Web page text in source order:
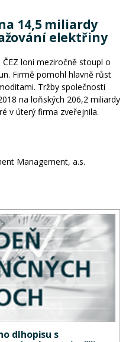
14,5 miliardy
elektřiny
loni meziročně stoupl o
Firmě pomohl hlavně růst
Tržby společnosti
na loňských 206,2 miliardy
v úterý firma zveřejnila.
Management, a.s.
dlhopisu s